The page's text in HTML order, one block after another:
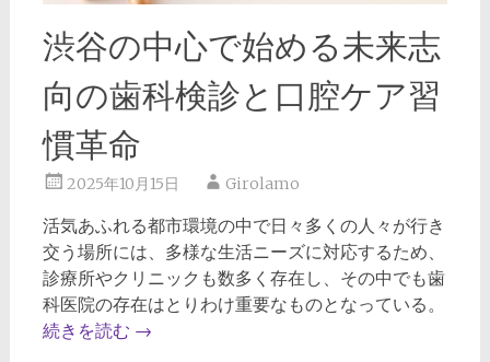
渋谷の中心で始める未来志
向の歯科検診と口腔ケア習
慣革命
2025年10月15日 Girolamo
活気あふれる都市環境の中で日々多くの人々が行き
交う場所には、多様な生活ニーズに対応するため、
診療所やクリニックも数多く存在し、その中でも歯
科医院の存在はとりわけ重要なものとなっている。
続きを読む →